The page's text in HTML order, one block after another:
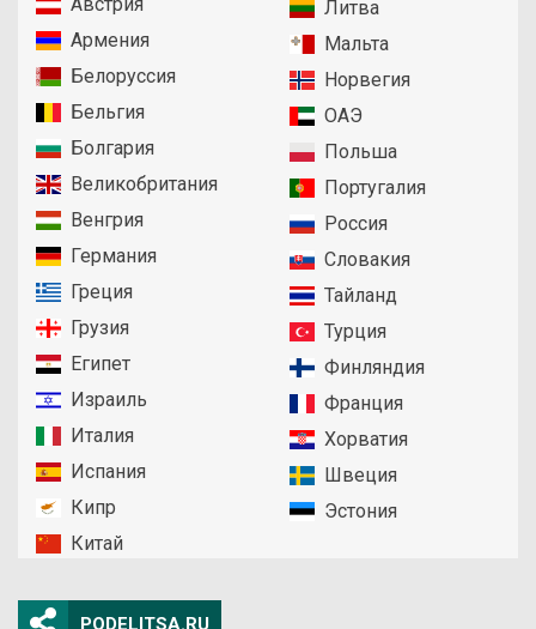
Армения
Белоруссия
Бельгия
Болгария
Великобритания
Венгрия
Германия
Греция
Грузия
Египет
Израиль
Италия
Испания
Кипр
Китай
Литва
Мальта
Норвегия
ОАЭ
Польша
Португалия
Россия
Словакия
Тайланд
Турция
Финляндия
Франция
Хорватия
Швеция
Эстония
PODELITSA.RU